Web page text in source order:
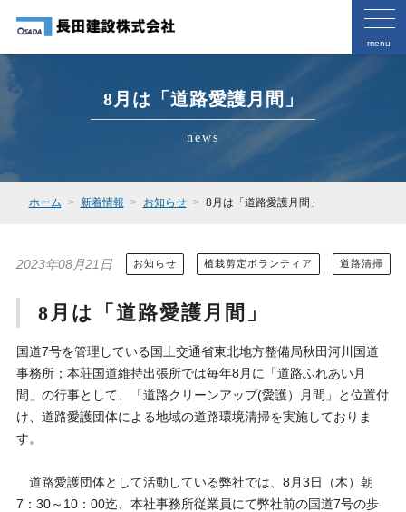
menu
8月は「道路愛護月間」
news
ホーム 新着情報 お知らせ 8月は「道路愛護月間」
2023年08月21日 お知らせ 植栽剪定ボランティア 道路清掃
8月は「道路愛護月間」
国道7号を管理している国土交通省東北地方整備局秋田河川国道
事務所；本荘国道維持出張所では毎年8月に「道路ふれあい月
間」の行事として、「道路クリーンアップ(愛護）月間」と位置付
け、道路愛護団体による地域の道路環境清掃を実施しておりま
す。
道路愛護団体として活動している弊社では、8月3日（木）朝
7：30～10：00迄、本社事務所従業員にて弊社前の国道7号の歩